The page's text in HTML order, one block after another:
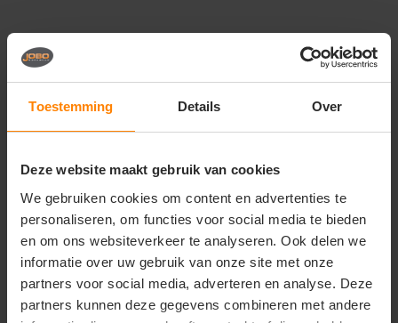
Toestemming Details Over
Deze website maakt gebruik van cookies
We gebruiken cookies om content en advertenties te
personaliseren, om functies voor social media te bieden
en om ons websiteverkeer te analyseren. Ook delen we
informatie over uw gebruik van onze site met onze
partners voor social media, adverteren en analyse. Deze
partners kunnen deze gegevens combineren met andere
Beschrijving
Het ROLY SITKA WOMAN CB5202 is een veelzijdig en
PU, 210 gsm.. De kwaliteit biedt een goede balans
dagelijks gebruik, bedrijfskleding en promotionele
toepassingen. Verkrijgbaar in diverse varianten en
maten.